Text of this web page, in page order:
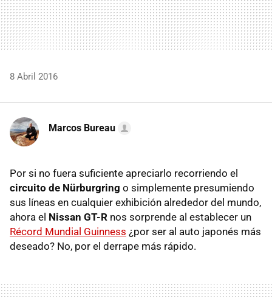
8 Abril 2016
Marcos Bureau
Por si no fuera suficiente apreciarlo recorriendo el
circuito de Nürburgring o simplemente presumiendo
sus líneas en cualquier exhibición alrededor del mundo,
ahora el Nissan GT-R nos sorprende al establecer un
Récord Mundial Guinness ¿por ser al auto japonés más
deseado? No, por el derrape más rápido.